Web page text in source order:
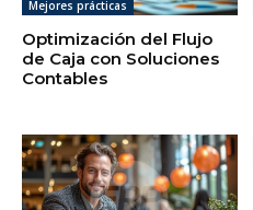
Mejores prácticas
Optimización del Flujo
de Caja con Soluciones
Contables